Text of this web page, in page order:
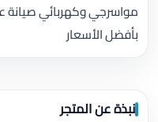
مواسرجي وكهربائي صيانة
بأفضل الأسعار
نبذة عن المتجر